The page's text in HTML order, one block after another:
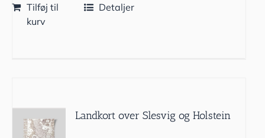
Tilføj til
kurv
Detaljer
Landkort over Slesvig og Holstein